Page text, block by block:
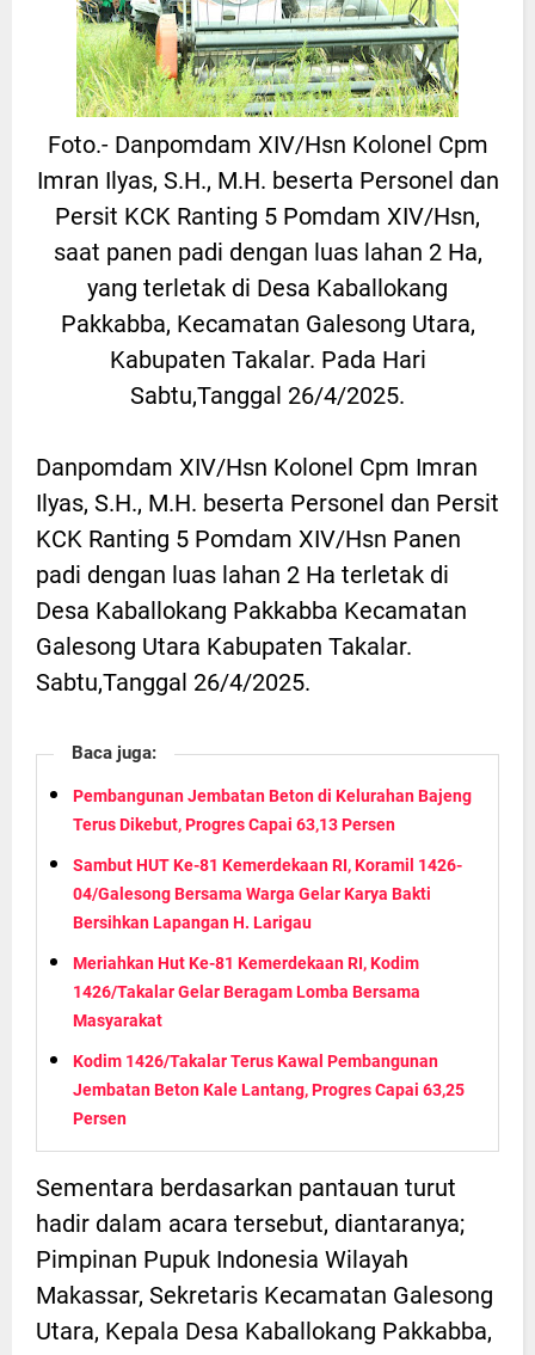
Foto.- Danpomdam XIV/Hsn Kolonel Cpm
Imran Ilyas, S.H., M.H. beserta Personel dan
Persit KCK Ranting 5 Pomdam XIV/Hsn,
saat panen padi dengan luas lahan 2 Ha,
yang terletak di Desa Kaballokang
Pakkabba, Kecamatan Galesong Utara,
Kabupaten Takalar. Pada Hari
Sabtu,Tanggal 26/4/2025.
Danpomdam XIV/Hsn Kolonel Cpm Imran
Ilyas, S.H., M.H. beserta Personel dan Persit
KCK Ranting 5 Pomdam XIV/Hsn Panen
padi dengan luas lahan 2 Ha terletak di
Desa Kaballokang Pakkabba Kecamatan
Galesong Utara Kabupaten Takalar.
Sabtu,Tanggal 26/4/2025.
Baca juga:
Pembangunan Jembatan Beton di Kelurahan Bajeng
Terus Dikebut, Progres Capai 63,13 Persen
Sambut HUT Ke-81 Kemerdekaan RI, Koramil 1426-
04/Galesong Bersama Warga Gelar Karya Bakti
Bersihkan Lapangan H. Larigau
Meriahkan Hut Ke-81 Kemerdekaan RI, Kodim
1426/Takalar Gelar Beragam Lomba Bersama
Masyarakat
Kodim 1426/Takalar Terus Kawal Pembangunan
Jembatan Beton Kale Lantang, Progres Capai 63,25
Persen
Sementara berdasarkan pantauan turut
hadir dalam acara tersebut, diantaranya;
Pimpinan Pupuk Indonesia Wilayah
Makassar, Sekretaris Kecamatan Galesong
Utara, Kepala Desa Kaballokang Pakkabba,